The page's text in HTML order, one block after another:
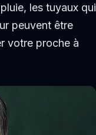
les tuyaux qui
peuvent être
votre proche à